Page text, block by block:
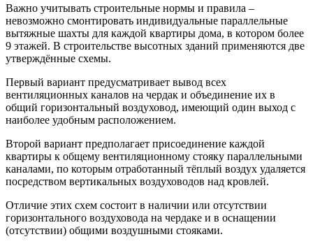
Важно учитывать строительные нормы и правила ‒
невозможно смонтировать индивидуальные параллельные
вытяжные шахты для каждой квартиры дома, в котором более
9 этажей. В строительстве высотных зданий применяются две
утверждённые схемы.
Первый вариант предусматривает вывод всех
вентиляционных каналов на чердак и объединение их в
общий горизонтальный воздуховод, имеющий один выход с
наиболее удобным расположением.
Второй вариант предполагает присоединение каждой
квартиры к общему вентиляционному стояку параллельными
каналами, по которым отработанный тёплый воздух удаляется
посредством вертикальных воздуховодов над кровлей.
Отличие этих схем состоит в наличии или отсутствии
горизонтального воздуховода на чердаке и в оснащении
(отсутствии) общими воздушными стояками.